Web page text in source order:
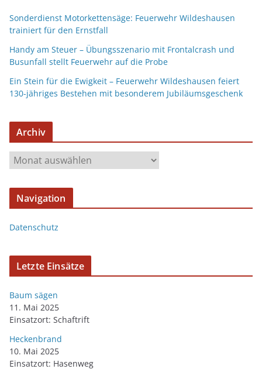
Sonderdienst Motorkettensäge: Feuerwehr Wildeshausen
trainiert für den Ernstfall
Handy am Steuer – Übungsszenario mit Frontalcrash und
Busunfall stellt Feuerwehr auf die Probe
Ein Stein für die Ewigkeit – Feuerwehr Wildeshausen feiert
130-jähriges Bestehen mit besonderem Jubiläumsgeschenk
Archiv
Navigation
Datenschutz
Letzte Einsätze
Baum sägen
11. Mai 2025
Einsatzort: Schaftrift
Heckenbrand
10. Mai 2025
Einsatzort: Hasenweg